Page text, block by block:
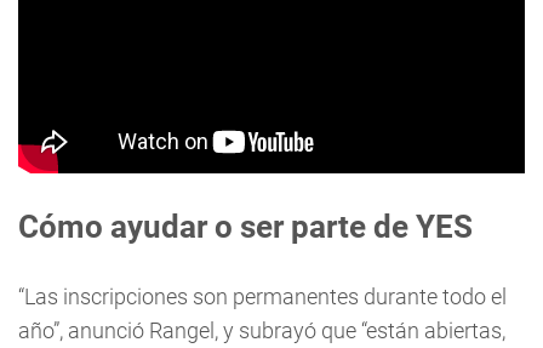
Cómo ayudar o ser parte de YES
“Las inscripciones son permanentes durante todo el
año”, anunció Rangel, y subrayó que “están abiertas,